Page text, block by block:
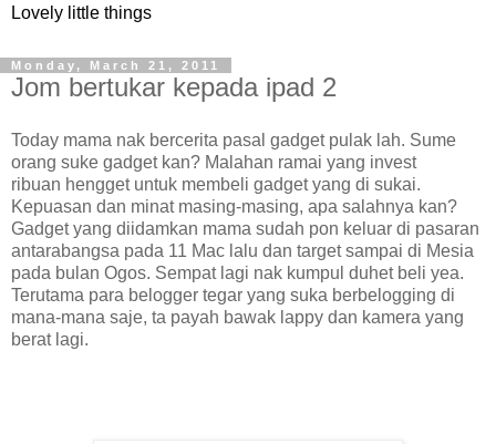
Lovely little things
Monday, March 21, 2011
Jom bertukar kepada ipad 2
Today mama nak bercerita pasal gadget pulak lah. Sume
orang suke gadget kan? Malahan ramai yang invest
ribuan hengget untuk membeli gadget yang di sukai.
Kepuasan dan minat masing-masing, apa salahnya kan?
Gadget yang diidamkan mama sudah pon keluar di pasaran
antarabangsa pada 11 Mac lalu dan target sampai di Mesia
pada bulan Ogos. Sempat lagi nak kumpul duhet beli yea.
Terutama para belogger tegar yang suka berbelogging di
mana-mana saje, ta payah bawak lappy dan kamera yang
berat lagi.